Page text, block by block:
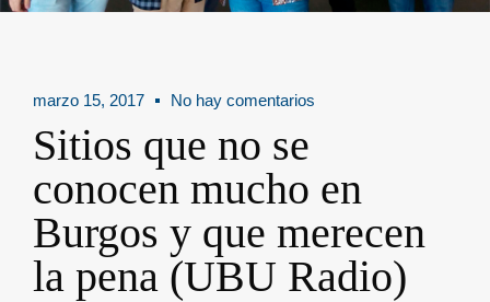
marzo 15, 2017 No hay comentarios
Sitios que no se
conocen mucho en
Burgos y que merecen
la pena (UBU Radio)